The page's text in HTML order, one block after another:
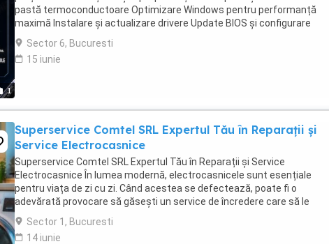
1
pastă termoconductoare Optimizare Windows pentru performanță
maximă Instalare și actualizare drivere Update BIOS și configurare
hardware Asamblare ...
Sector 6, Bucuresti
15 iunie
Superservice Comtel SRL Expertul Tău în Reparații și
Service Electrocasnice
Superservice Comtel SRL Expertul Tău în Reparații și Service
Electrocasnice În lumea modernă, electrocasnicele sunt esențiale
pentru viața de zi cu zi. Când acestea se defectează, poate fi o
adevărată provocare să găsești un service de încredere care să le
repare rapid și eficient. Aici intervine Superservice ...
Sector 1, Bucuresti
14 iunie